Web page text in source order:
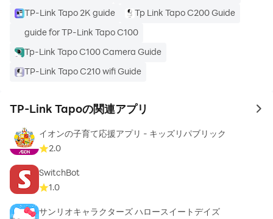
TP-Link Tapo 2K guide
Tp Link Tapo C200 Guide
guide for TP-Link Tapo C100
Tp-Link Tapo C100 Camera Guide
TP-Link Tapo C210 wifi Guide
TP-Link Tapoの関連アプリ to
イオンの子育て応援アプリ - キッズリパブリック
2.0
SwitchBot
1.0
サンリオキャラクターズ ハロースイートデイズ